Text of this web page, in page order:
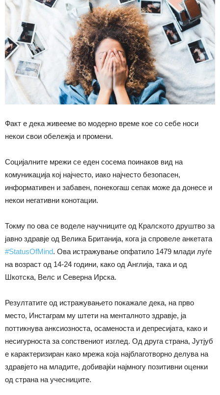
Факт е дека живееме во модерно време кое со себе носи
некои свои обележја и промени.
Социјалните мрежи се еден сосема поинаков вид на
комуникација кој најчесто, иако најчесто безопасен,
информативен и забавен, понекогаш сепак може да донесе и
некои негативни конотации.
Токму по ова се воделе научниците од Кралското друштво за
јавно здравје од Велика Британија, кога ја спровеле анкетата
#StatusOfMind. Ова истражување опфатило 1479 млади луѓе
на возраст од 14-24 години, како од Англија, така и од
Шкотска, Велс и Северна Ирска.
Резултатите од истражувањето покажале дека, на прво
место, Инстаграм му штети на менталното здравје, ја
поттикнува анксиозноста, осаменоста и депресијата, како и
несигурноста за сопствениот изглед. Од друга страна, Јутјуб
е карактеризиран како мрежа која најблаготворно делува нa
здравјето на младите, добивајќи најмногу позитивни оценки
од страна на учесниците.